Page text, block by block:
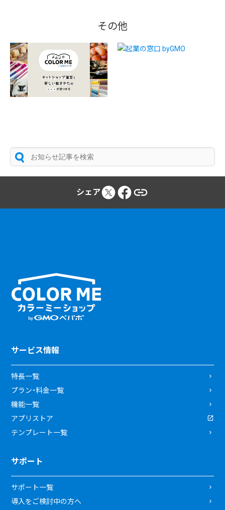
その他
シェア
サービス情報
特長一覧
プラン・料金一覧
機能一覧
アプリストア
テンプレート一覧
サポート
サポート一覧
導入をご検討中の方へ